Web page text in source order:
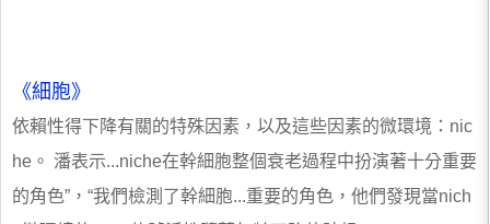
《細胞》
依賴性得下降有關的特殊因素，以及這些因素的微環境：nic
he。 潘表示...niche在幹細胞整個衰老過程中扮演著十分重要
的角色”，“我們檢測了幹細胞...重要的角色，他們發現當nich